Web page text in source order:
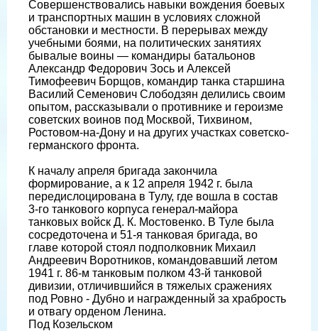
Совершенствовались навыки вождения боевых
и транспортных машин в условиях сложной
обстановки и местности. В перерывах между
учебными боями, на политических занятиях
бывалые воины — командиры батальонов
Александр Федорович Зось и Алексей
Тимофеевич Борщов, командир танка старшина
Василий Семенович Слободзян делились своим
опытом, рассказывали о противнике и героизме
советских воинов под Москвой, Тихвином,
Ростовом-на-Дону и на других участках советско-
германского фронта.
К началу апреля бригада закончила
формирование, а к 12 апреля 1942 г. была
передислоцирована в Тулу, где вошла в состав
3-го танкового корпуса генерал-майора
танковых войск Д. К. Мостовенко. В Туле была
сосредоточена и 51-я танковая бригада, во
главе которой стоял подполковник Михаил
Андреевич Воротников, командовавший летом
1941 г. 86-м танковым полком 43-й танковой
дивизии, отличившийся в тяжелых сражениях
под Ровно - Дубно и награжденный за храбрость
и отвагу орденом Ленина.
Под Козельском